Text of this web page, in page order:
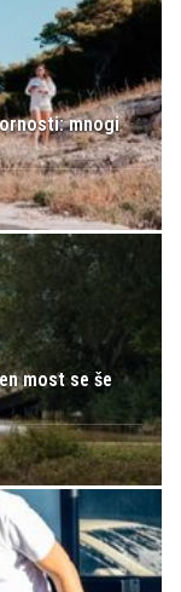
mnogi
most se še